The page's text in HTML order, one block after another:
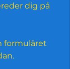
dig på
formuläret